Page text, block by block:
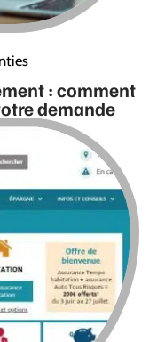
: comment
demande